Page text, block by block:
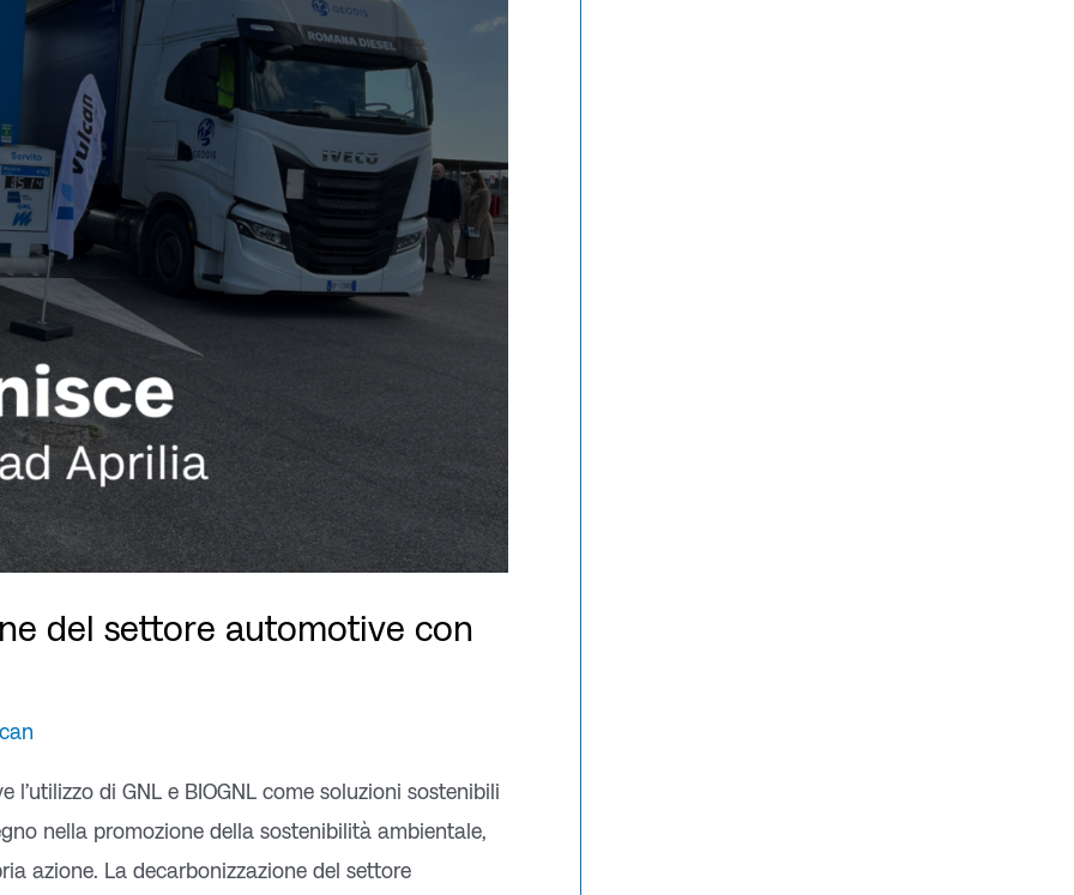
del settore automotive con
di GNL e BIOGNL come soluzioni sostenibili
nella promozione della sostenibilità ambientale,
azione. La decarbonizzazione del settore